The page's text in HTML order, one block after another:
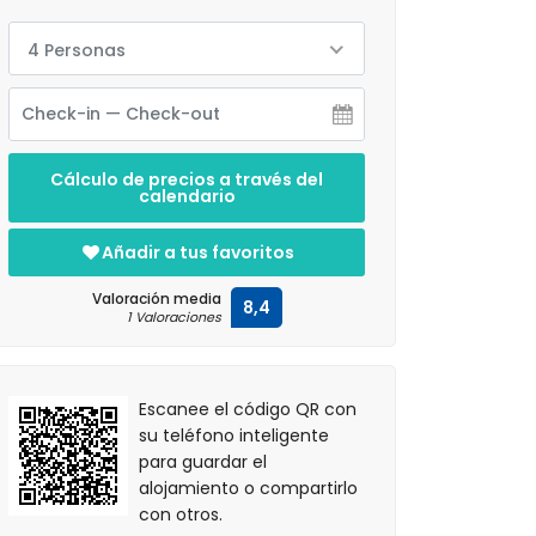
4 Personas
Cálculo de precios a través del
calendario
Añadir a tus favoritos
Valoración media
1 Valoraciones 8,4
Escanee el código QR con
su teléfono inteligente
para guardar el
alojamiento o compartirlo
con otros.